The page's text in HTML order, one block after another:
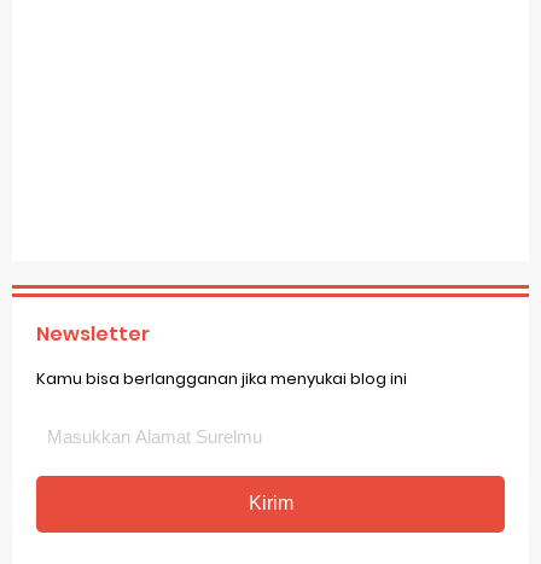
Newsletter
Kamu bisa berlangganan jika menyukai blog ini